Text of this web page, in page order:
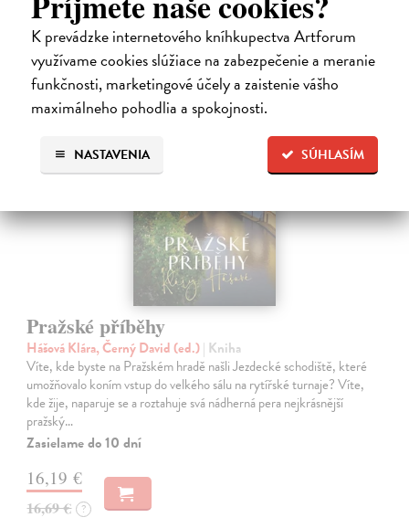
K prevádzke internetového kníhkupectva Artforum
využívame cookies slúžiace na zabezpečenie a meranie
funkčnosti, marketingové účely a zaistenie vášho
maximálneho pohodlia a spokojnosti.
SÚHLASÍM
NASTAVENIA
23,74 €
24,99 € ?
Pražské příběhy
Hášová Klára, Černý David (ed.)| Kniha
Víte, kde byste na Pražském hradě našli Jezdecké schodiště, které
umožňovalo koním vstup do velkého sálu na rytířské turnaje? Víte,
kde žije, naparuje se a roztahuje svá nádherná pera nejkrásnější
pražský…
Zasielame do 10 dní
16,19 €
16,69 € ?